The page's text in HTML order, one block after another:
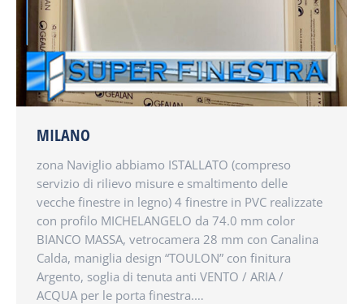
MILANO
zona Naviglio abbiamo ISTALLATO (compreso
servizio di rilievo misure e smaltimento delle
vecche finestre in legno) 4 finestre in PVC realizzate
con profilo MICHELANGELO da 74.0 mm color
BIANCO MASSA, vetrocamera 28 mm con Canalina
Calda, maniglia design “TOULON” con finitura
Argento, soglia di tenuta anti VENTO / ARIA /
ACQUA per le porta finestra.…